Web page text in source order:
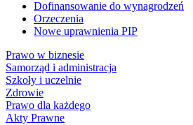
Dofinansowanie do wynagrodzeń
Orzeczenia
Nowe uprawnienia PIP
Prawo w biznesie
Samorząd i administracja
Szkoły i uczelnie
Zdrowie
Prawo dla każdego
Akty Prawne